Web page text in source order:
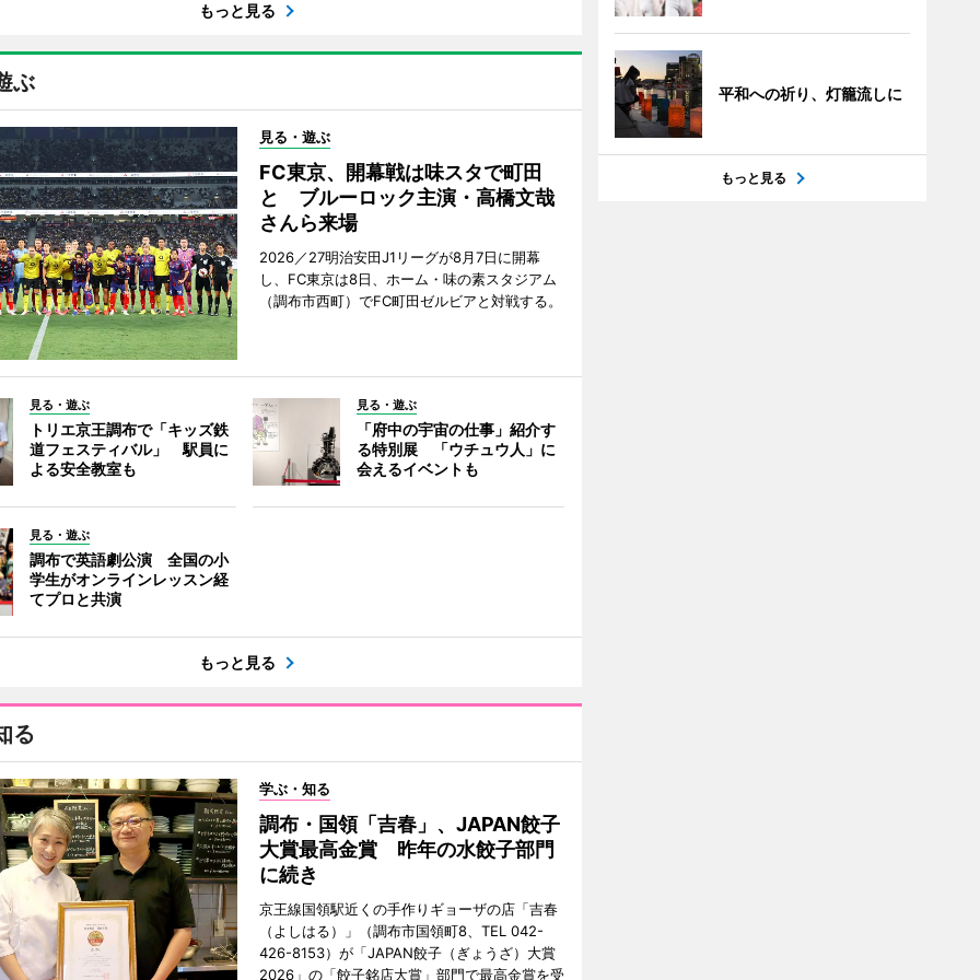
もっと見る
ぶ
見る・遊ぶ
FC東京、開幕戦は味スタで町田
と ブルーロック主演・高橋文哉
さんら来場
2026／27明治安田J1リーグが8月7日に開幕
し、FC東京は8日、ホーム・味の素スタジアム
（調布市西町）でFC町田ゼルビアと対戦する。
見る・遊ぶ
トリエ京王調布で「キッズ鉄
道フェスティバル」 駅員に
よる安全教室も
見る・遊ぶ
「府中の宇宙の仕事」紹介す
る特別展 「ウチュウ人」に
会えるイベントも
見る・遊ぶ
調布で英語劇公演 全国の小
学生がオンラインレッスン経
てプロと共演
もっと見る
る
学ぶ・知る
調布・国領「吉春」、JAPAN餃子
大賞最高金賞 昨年の水餃子部門
に続き
京王線国領駅近くの手作りギョーザの店「吉春
（よしはる）」（調布市国領町8、TEL 042-
426-8153）が「JAPAN餃子（ぎょうざ）大賞
2026」の「餃子銘店大賞」部門で最高金賞を受
平和への祈り、灯籠流しに
もっと見る